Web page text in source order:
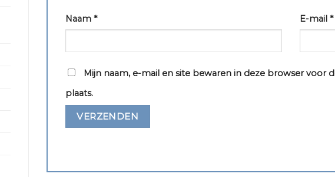
Naam * E-mail*
Mijn naam, e-mail en site bewaren in deze browser voor
plaats.